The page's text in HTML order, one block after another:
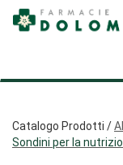
Catalogo Prodotti /
Sondini per la